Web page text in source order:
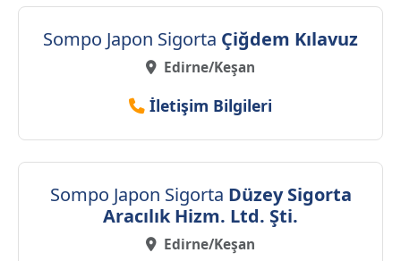
Sompo Japon Sigorta Çiğdem Kılavuz
Edirne/Keşan
İletişim Bilgileri
Sompo Japon Sigorta Düzey Sigorta
Aracılık Hizm. Ltd. Şti.
Edirne/Keşan